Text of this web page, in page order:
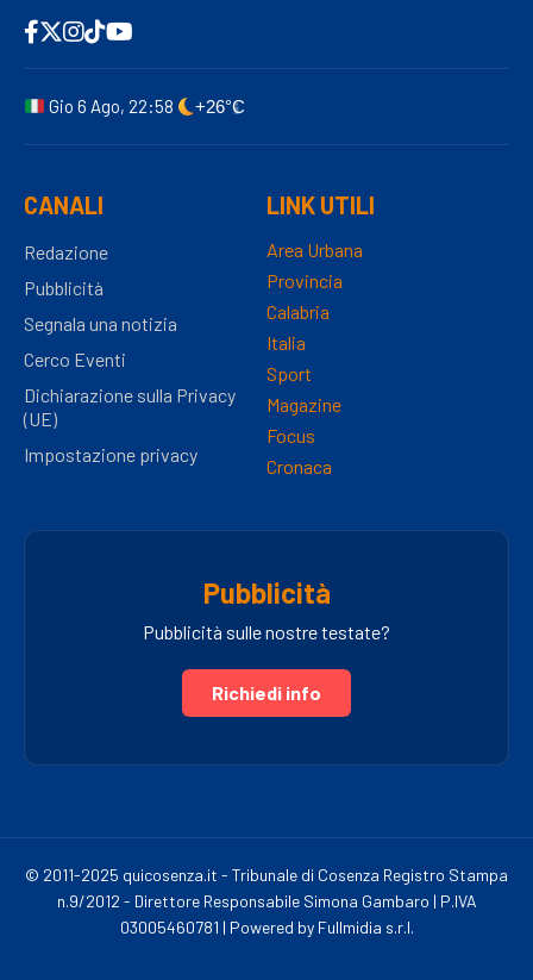
Gio 6 Ago, 22:58 +26°C
CANALI
Redazione
Pubblicità
Segnala una notizia
Cerco Eventi
Dichiarazione sulla Privacy
(UE)
Impostazione privacy
LINK UTILI
Area Urbana
Provincia
Calabria
Italia
Sport
Magazine
Focus
Cronaca
Pubblicità
Pubblicità sulle nostre testate?
Richiedi info
© 2011-2025 quicosenza.it - Tribunale di Cosenza Registro Stampa
n.9/2012 - Direttore Responsabile Simona Gambaro | P.IVA
03005460781 | Powered by Fullmidia s.r.l.